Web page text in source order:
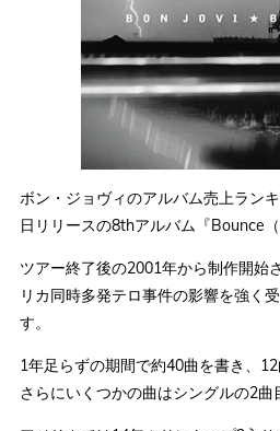
ボン・ジョヴィのアルバム売上ラン
日リリースの8thアルバム『Bounce（
ツアー終了後の2001年から制作開始
リカ同時多発テロ事件の影響を強く
す。
1年足らずの期間で約40曲を書き、12
さらにいくつかの曲はシングルの2曲